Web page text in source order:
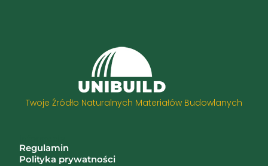
Twoje Źródło Naturalnych Materiałów Budowlanych
Regulamin
Polityka prywatności